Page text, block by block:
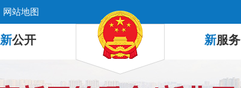
网站地图
新公开 新服务